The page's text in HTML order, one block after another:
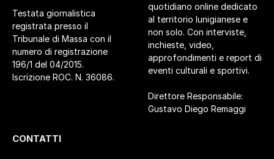
Testata giornalistica
registrata presso il
Tribunale di Massa con il
numero di registrazione
196/1 del 04/2015.
Iscrizione ROC. N. 36086.
quotidiano online dedicato
al territorio lunigianese e
non solo. Con interviste,
inchieste, video,
approfondimenti e report di
eventi culturali e sportivi.
Direttore Responsabile:
Gustavo Diego Remaggi
CONTATTI